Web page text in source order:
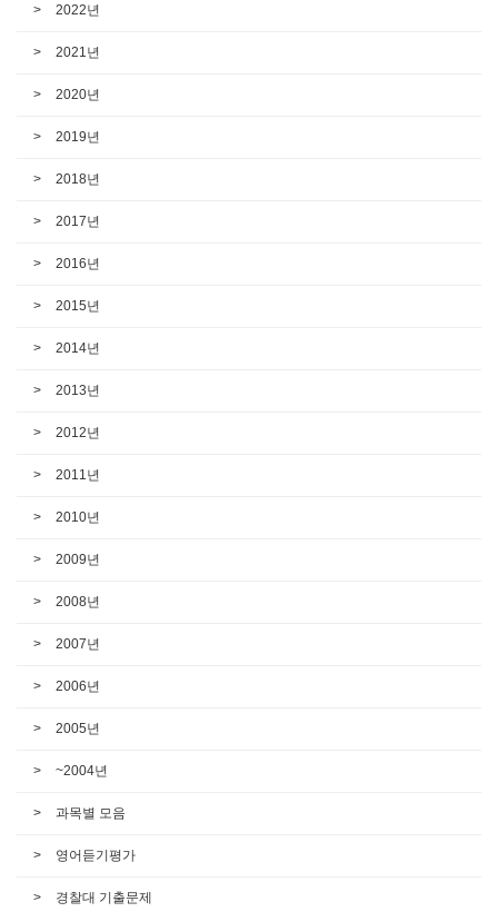
2022년
2021년
2020년
2019년
2018년
2017년
2016년
2015년
2014년
2013년
2012년
2011년
2010년
2009년
2008년
2007년
2006년
2005년
~2004년
과목별 모음
영어듣기평가
경찰대 기출문제